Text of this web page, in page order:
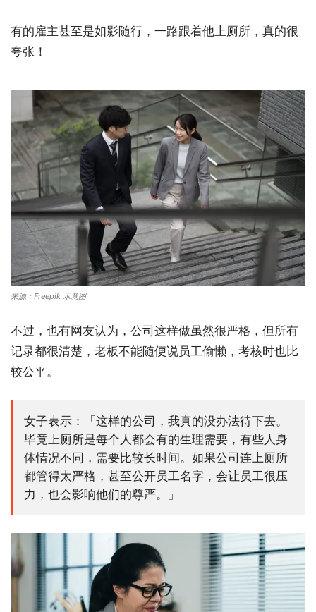
有的雇主甚至是如影随行，一路跟着他上厕所，真的很
夸张！
来源：Freepik 示意图
不过，也有网友认为，公司这样做虽然很严格，但所有
记录都很清楚，老板不能随便说员工偷懒，考核时也比
较公平。
女子表示：「这样的公司，我真的没办法待下去。
毕竟上厕所是每个人都会有的生理需要，有些人身
体情况不同，需要比较长时间。如果公司连上厕所
都管得太严格，甚至公开员工名字，会让员工很压
力，也会影响他们的尊严。」